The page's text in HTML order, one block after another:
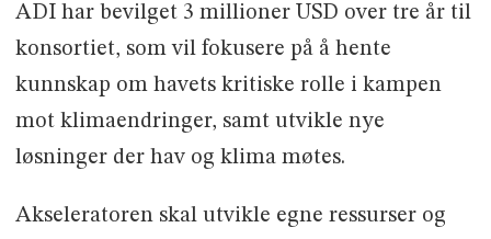
ADI har bevilget 3 millioner USD over tre år til
konsortiet, som vil fokusere på å hente
kunnskap om havets kritiske rolle i kampen
mot klimaendringer, samt utvikle nye
løsninger der hav og klima møtes.
Akseleratoren skal utvikle egne ressurser og